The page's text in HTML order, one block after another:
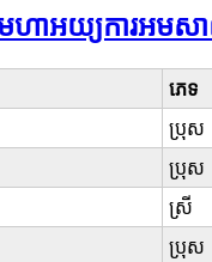
ហាអយ្យការអមស
ភេទ
ប្រុស
ប្រុស
ស្រី
ប្រុស